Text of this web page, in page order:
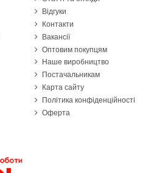
Відгуки
Контакти
Вакансії
Оптовим покупцям
Наше виробництво
Постачальникам
Карта сайту
Політика конфіденційності
Оферта